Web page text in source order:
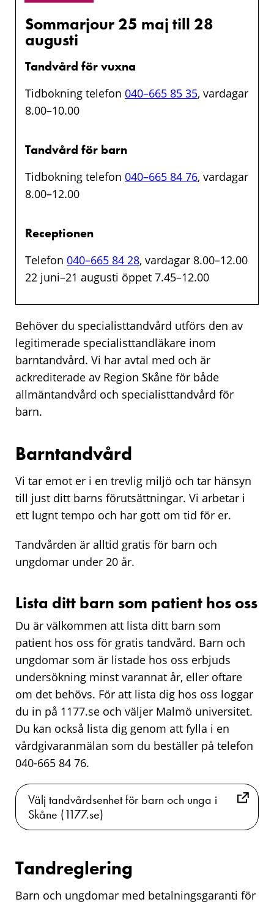
Sommarjour 25 maj till 28
augusti
Tandvård för vuxna
Tidbokning telefon 040–665 85 35, vardagar
8.00–10.00
Tandvård för barn
Tidbokning telefon 040–665 84 76, vardagar
8.00–12.00
Receptionen
Telefon 040–665 84 28, vardagar 8.00–12.00
22 juni–21 augusti öppet 7.45–12.00
Behöver du specialisttandvård utförs den av
legitimerade specialisttandläkare inom
barntandvård. Vi har avtal med och är
ackrediterade av Region Skåne för både
allmäntandvård och specialisttandvård för
barn.
Barntandvård
Vi tar emot er i en trevlig miljö och tar hänsyn
till just ditt barns förutsättningar. Vi arbetar i
ett lugnt tempo och har gott om tid för er.
Tandvården är alltid gratis för barn och
ungdomar under 20 år.
Lista ditt barn som patient hos oss
Du är välkommen att lista ditt barn som
patient hos oss för gratis tandvård. Barn och
ungdomar som är listade hos oss erbjuds
undersökning minst varannat år, eller oftare
om det behövs. För att lista dig hos oss loggar
du in på 1177.se och väljer Malmö universitet.
Du kan också lista dig genom att fylla i en
vårdgivaranmälan som du beställer på telefon
040-665 84 76.
Välj tandvårdsenhet för barn och unga i
Skåne (1177.se)
Tandreglering
Barn och ungdomar med betalningsgaranti för